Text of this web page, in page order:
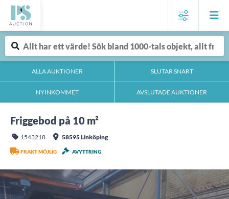
ALLA AUKTIONER SLUTAR SNART
NYINKOMMET AVSLUTADE AUKTIONER
Friggebod på 10 m²
1543218 58595 Linköping
FRAKT MÖJLIG AVYTTRING